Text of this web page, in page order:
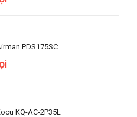
PDS175SC
KQ-AC-2P35L